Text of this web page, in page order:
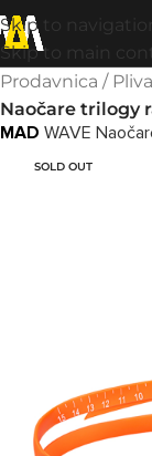
Skip to
Skip to main
Prodavnica /
Naočare trilogy
MAD WAVE
SOLD OUT